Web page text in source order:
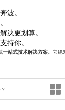
波。
决更划算。
持你。
一站式技术解决方案。它绝